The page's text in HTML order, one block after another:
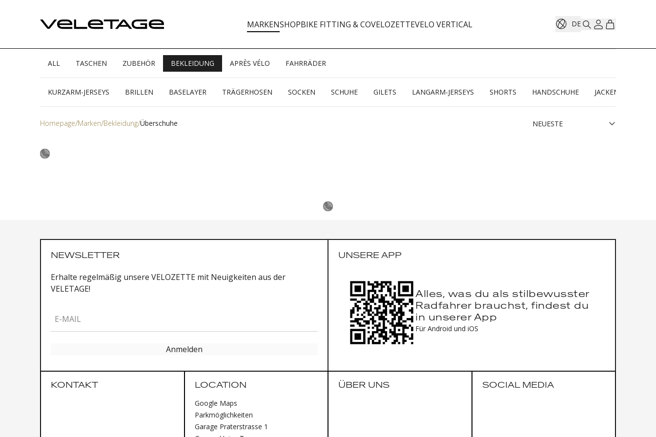
MARKENSHOPBIKE FITTING & COVELOZETTEVELO VERTICAL DE
ALL TASCHEN ZUBEHÖR BEKLEIDUNG APRÈS VÉLO FAHRRÄDER
KURZARM-JERSEYS BRILLEN BASELAYER TRÄGERHOSEN SOCKEN SCHUHE GILETS LANGARM-JERSEYS SHORTS HANDSCHUHE JACKEN
Homepage Marken Bekleidung Überschuhe
NEWSLETTER
Erhalte regelmäßig unsere VELOZETTE mit Neuigkeiten aus der
VELETAGE!
E-MAIL
Anmelden
UNSERE APP
Alles, was du als stilbewusster
Radfahrer brauchst, findest du
in unserer App
Für Android und iOS
KONTAKT LOCATION
Google Maps
Parkmöglichkeiten
Garage Praterstrasse 1
ÜBER UNS SOCIAL MEDIA